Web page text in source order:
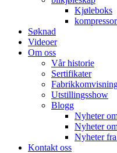
Kjøleboks
Søknad
Videoer
Om oss
Vår historie
Sertifikater
Utstillingsshow
Blogg
Nyheter
Nyheter
Nyheter
Kontakt oss